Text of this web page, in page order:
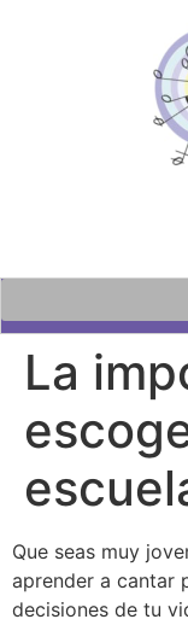
La
Que seas muy
aprender a cantar
decisiones de tu